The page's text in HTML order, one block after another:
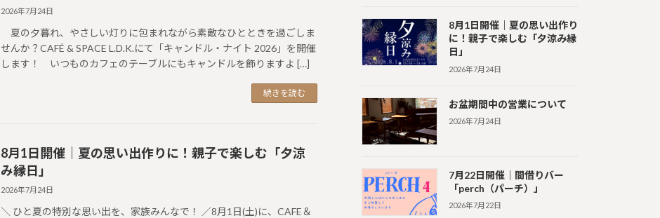
2026年7月24日
夏の夕暮れ、やさしい灯りに包まれながら素敵なひとときを過ごしま
せんか？CAFÉ & SPACE L.D.K.にて「キャンドル・ナイト 2026」を開催
します！ いつものカフェのテーブルにもキャンドルを飾りますよ […]
続きを読む
8月1日開催｜夏の思い出作りに！親子で楽しむ「夕涼
み縁日」
2026年7月24日
＼ ひと夏の特別な思い出を、家族みんなで！ ／8月1日(土)に、CAFE＆
8月1日開催｜夏の思い出作り
に！親子で楽しむ「夕涼み縁
日」
2026年7月24日
お盆期間中の営業について
2026年7月24日
7月22日開催｜間借りバー
「perch（パーチ）」
2026年7月22日